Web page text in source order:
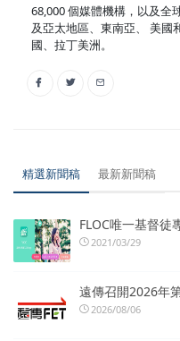
68,000 個媒體機構，以及全
及亞太地區、東南亞、 美國
國、拉丁美洲。
精選新聞稿 最新新聞稿
FLOC唯一基督徒
2021/03/29
遠傳召開2026年
2026/08/06